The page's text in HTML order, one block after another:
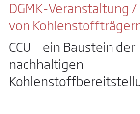
DGMK-Veranstaltung
von
CCU – ein Baustein der
nachhaltigen